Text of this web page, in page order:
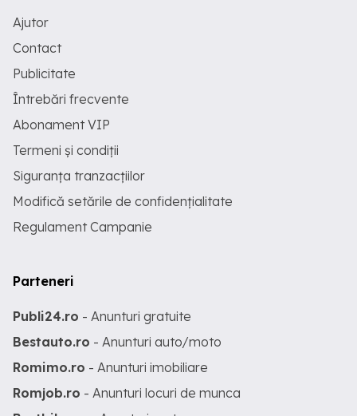
Ajutor
Contact
Publicitate
Întrebări frecvente
Abonament VIP
Termeni și condiții
Siguranța tranzacțiilor
Modifică setările de confidențialitate
Regulament Campanie
Parteneri
Publi24.ro - Anunturi gratuite
Bestauto.ro - Anunturi auto/moto
Romimo.ro - Anunturi imobiliare
Romjob.ro - Anunturi locuri de munca